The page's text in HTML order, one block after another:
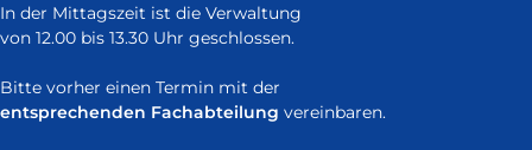
In der Mittagszeit ist die Verwaltung
von 12.00 bis 13.30 Uhr geschlossen.
Bitte vorher einen Termin mit der
entsprechenden Fachabteilung vereinbaren.